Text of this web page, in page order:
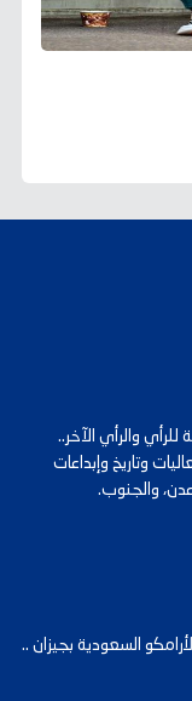
والرأي الآخر..
وتاريخ وإبداعات
والجنوب.
السعودية بجيزان ..